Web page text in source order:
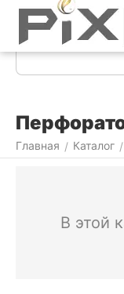
Главная / Каталог /
В этой
Меню Найти